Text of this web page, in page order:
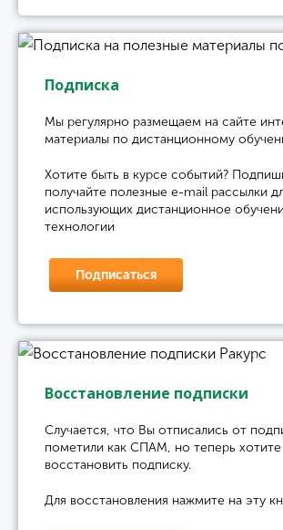
Подписка
Мы регулярно размещаем на сайте
материалы по дистанционному
Хотите быть в курсе событий?
получайте полезные e-mail рассылки
использующих дистанционное
технологии
Подписаться
Восстановление подписки
Случается, что Вы отписались от
пометили как СПАМ, но теперь хотите
восстановить подписку.
Для восстановления нажмите на эту